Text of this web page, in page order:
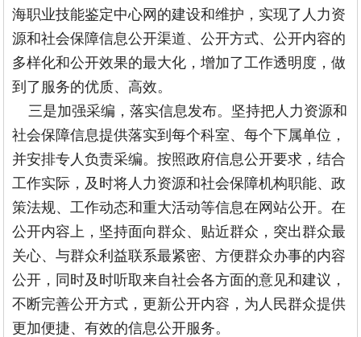
海职业技能鉴定中心网的建设和维护，实现了人力资
源和社会保障信息公开渠道、公开方式、公开内容的
多样化和公开效果的最大化，增加了工作透明度，做
到了服务的优质、高效。
三是加强采编，落实信息发布。坚持把人力资源和
社会保障信息提供落实到每个科室、每个下属单位，
并安排专人负责采编。按照政府信息公开要求，结合
工作实际，及时将人力资源和社会保障机构职能、政
策法规、工作动态和重大活动等信息在网站公开。在
公开内容上，坚持面向群众、贴近群众，突出群众最
关心、与群众利益联系最紧密、方便群众办事的内容
公开，同时及时听取来自社会各方面的意见和建议，
不断完善公开方式，更新公开内容，为人民群众提供
更加便捷、有效的信息公开服务。